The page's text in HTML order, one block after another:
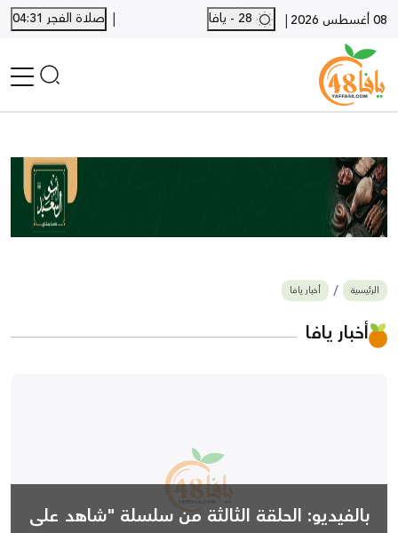
08 أغسطس 2026 |
| صلاة الفجر 04:31
أخبار محلية
أخبار يافا
SHORTS
أخبار اللد والرملة
بيع وشراء
أخبار القدس
وفيات
الرئيسية أخبار يافا
أخبار يافا
بالفيديو: الحلقة الثالثة من سلسلة "شاهد على